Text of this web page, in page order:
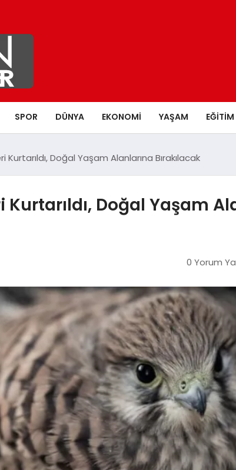
SPOR DÜNYA EKONOMİ YAŞAM EĞİTİM
Doğal Yaşam Alanlarına Bırakılacak
Doğal Yaşam
0 Yorum